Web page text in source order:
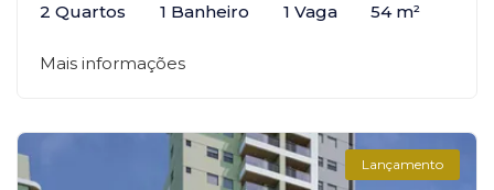
2 Quartos 1 Banheiro 1 Vaga 54 m²
Mais informações
Lançamento